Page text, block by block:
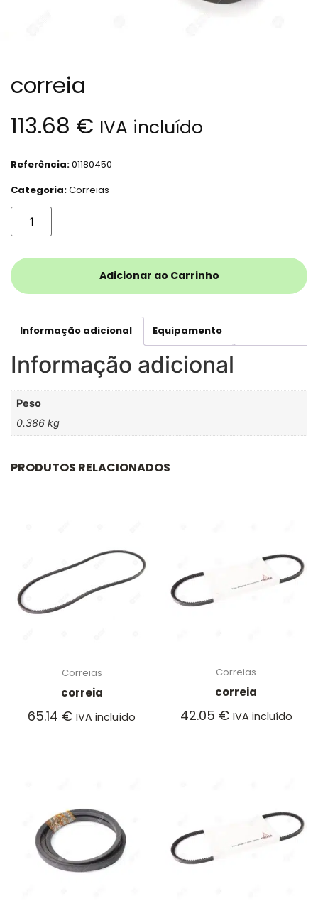
correia
113.68 € IVA incluído
Referência:01180450
Categoria:Correias
Adicionar ao Carrinho
Informação adicional Equipamento
Informação adicional
Peso
0.386 kg
PRODUTOS RELACIONADOS
Correias
correia
65.14 € IVA incluído
Correias
correia
42.05 € IVA incluído